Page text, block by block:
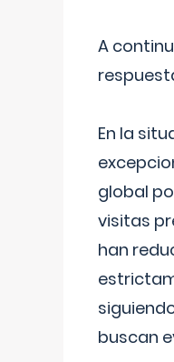
A
En la
global
visitas
han
buscan